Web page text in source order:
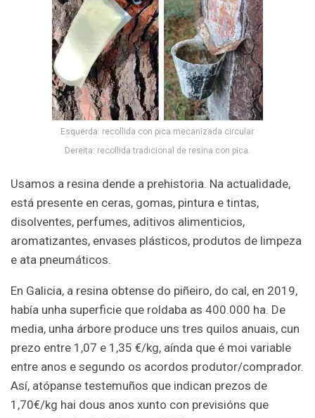
Esquerda: recollida con pica mecanizada circular.
Dereita: recollida tradicional de resina con pica.
Usamos a resina dende a prehistoria. Na actualidade,
está presente en ceras, gomas, pintura e tintas,
disolventes, perfumes, aditivos alimenticios,
aromatizantes, envases plásticos, produtos de limpeza
e ata pneumáticos.
En Galicia, a resina obtense do piñeiro, do cal, en 2019,
había unha superficie que roldaba as 400.000 ha. De
media, unha árbore produce uns tres quilos anuais, cun
prezo entre 1,07 e 1,35 €/kg, aínda que é moi variable
entre anos e segundo os acordos produtor/comprador.
Así, atópanse testemuños que indican prezos de
1,70€/kg hai dous anos xunto con previsións que